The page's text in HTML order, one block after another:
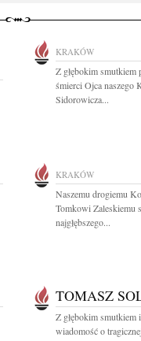
KRAKÓW
Z głębokim
śmierci Ojca naszego
Sidorowicza...
KRAKÓW
Naszemu drogiemu
Tomkowi Zaleskiemu
najgłębszego...
TOMASZ
Z głębokim
wiadomość o